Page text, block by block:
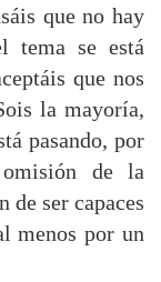
que no hay
tema se está
que nos
la mayoría,
pasando, por
de la
ser capaces
menos por un